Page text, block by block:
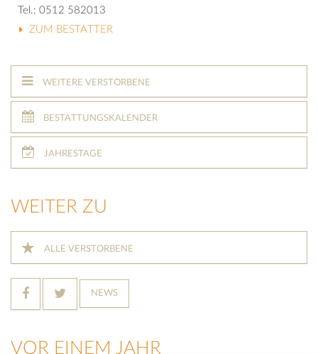
Tel.: 0512 582013
ZUM BESTATTER
WEITERE VERSTORBENE
BESTATTUNGSKALENDER
JAHRESTAGE
WEITER ZU
ALLE VERSTORBENE
NEWS
VOR EINEM JAHR